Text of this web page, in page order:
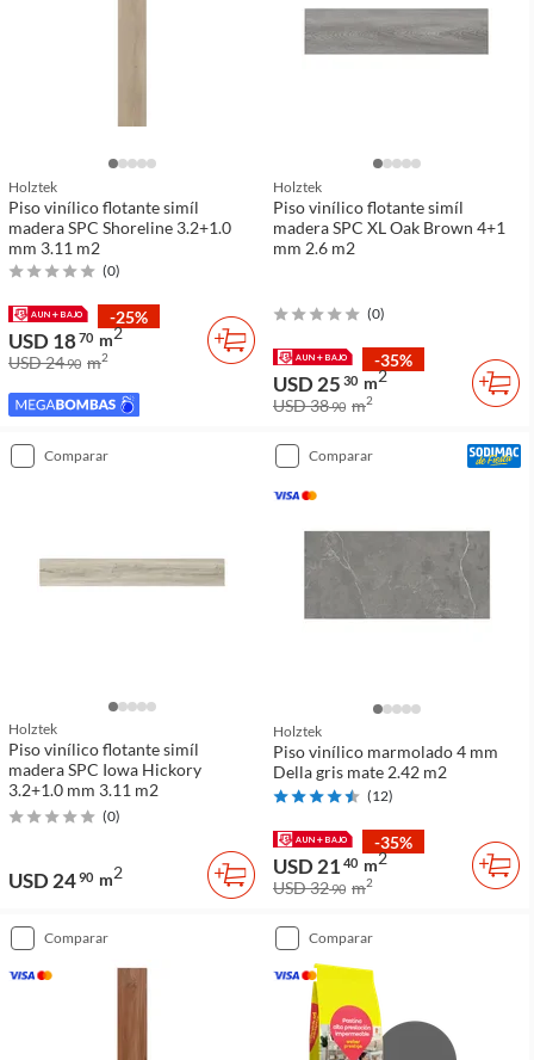
Holztek
Piso vinílico flotante simíl
madera SPC Shoreline 3.2+1.0
mm 3.11 m2
(0)
-25%
USD 1870 m2
USD 2490 m2
Holztek
Piso vinílico flotante simíl
madera SPC XL Oak Brown 4+1
mm 2.6 m2
(0)
-35%
USD 25 30 m2
USD 3890 m2
comparar
Holztek
Piso vinílico flotante simíl
madera SPC Iowa Hickory
3.2+1.0 mm 3.11 m2
(0)
USD 2490 m2
comparar
Holztek
Piso vinílico marmolado 4 mm
Della gris mate 2.42 m2
(12)
-35%
USD 21 40 m2
USD 3290 m2
comparar comparar